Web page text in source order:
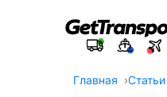
Главная Статьи